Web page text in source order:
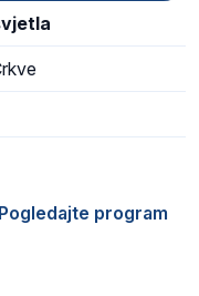
Pogledajte program